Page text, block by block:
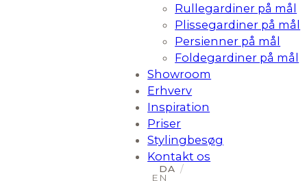
Rullegardiner på mål
Plissegardiner på mål
Persienner på mål
Foldegardiner på mål
Showroom
Erhverv
Inspiration
Priser
Stylingbesøg
Kontakt os